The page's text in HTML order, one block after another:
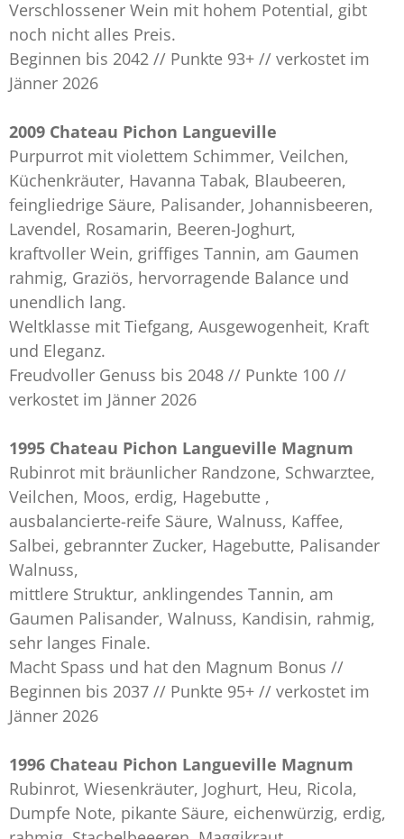
Verschlossener Wein mit hohem Potential, gibt
noch nicht alles Preis.
Beginnen bis 2042 // Punkte 93+ // verkostet im
Jänner 2026
2009 Chateau Pichon Langueville
Purpurrot mit violettem Schimmer, Veilchen,
Küchenkräuter, Havanna Tabak, Blaubeeren,
feingliedrige Säure, Palisander, Johannisbeeren,
Lavendel, Rosamarin, Beeren-Joghurt,
kraftvoller Wein, griffiges Tannin, am Gaumen
rahmig, Graziös, hervorragende Balance und
unendlich lang.
Weltklasse mit Tiefgang, Ausgewogenheit, Kraft
und Eleganz.
Freudvoller Genuss bis 2048 // Punkte 100 //
verkostet im Jänner 2026
1995 Chateau Pichon Langueville Magnum
Rubinrot mit bräunlicher Randzone, Schwarztee,
Veilchen, Moos, erdig, Hagebutte ,
ausbalancierte-reife Säure, Walnuss, Kaffee,
Salbei, gebrannter Zucker, Hagebutte, Palisander
Walnuss,
mittlere Struktur, anklingendes Tannin, am
Gaumen Palisander, Walnuss, Kandisin, rahmig,
sehr langes Finale.
Macht Spass und hat den Magnum Bonus //
Beginnen bis 2037 // Punkte 95+ // verkostet im
Jänner 2026
1996 Chateau Pichon Langueville Magnum
Rubinrot, Wiesenkräuter, Joghurt, Heu, Ricola,
Dumpfe Note, pikante Säure, eichenwürzig, erdig,